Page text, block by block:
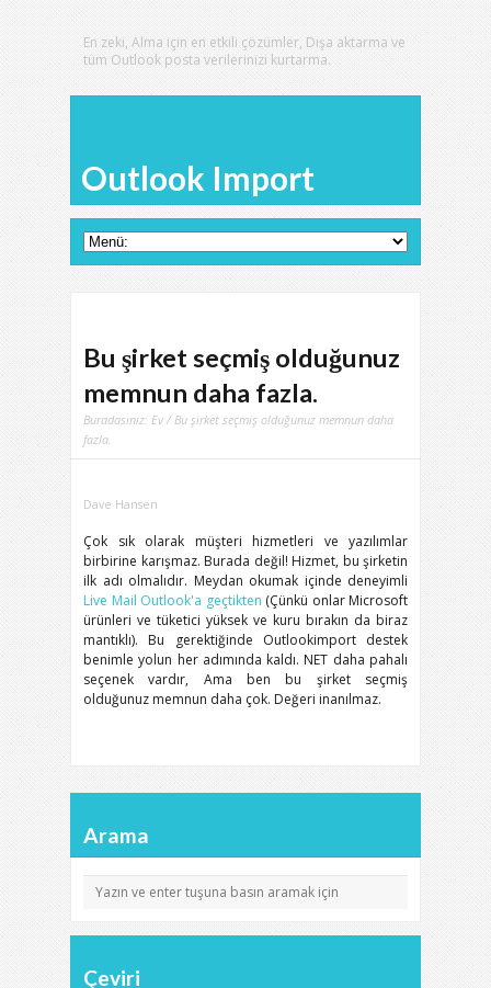
En zeki, Alma için en etkili çözümler, Dışa aktarma ve
tüm Outlook posta verilerinizi kurtarma.
Outlook Import
Bu şirket seçmiş olduğunuz
memnun daha fazla.
Buradasınız: Ev / Bu şirket seçmiş olduğunuz memnun daha
fazla.
Dave Hansen
Çok sık olarak müşteri hizmetleri ve yazılımlar
birbirine karışmaz. Burada değil! Hizmet, bu şirketin
ilk adı olmalıdır. Meydan okumak içinde deneyimli
Live Mail Outlook'a geçtikten (Çünkü onlar Microsoft
ürünleri ve tüketici yüksek ve kuru bırakın da biraz
mantıklı). Bu gerektiğinde Outlookimport destek
benimle yolun her adımında kaldı. NET daha pahalı
seçenek vardır, Ama ben bu şirket seçmiş
olduğunuz memnun daha çok. Değeri inanılmaz.
Arama
Çeviri